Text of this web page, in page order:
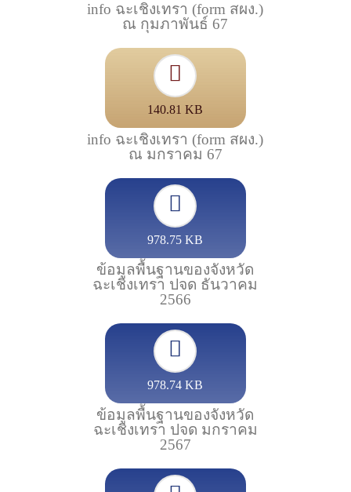
info ฉะเชิงเทรา (form สผง.)
ณ กุมภาพันธ์ 67
140.81 KB
info ฉะเชิงเทรา (form สผง.)
ณ มกราคม 67
978.75 KB
ข้อมูลพื้นฐานของจังหวัด
ฉะเชิงเทรา ปจด ธันวาคม
2566
978.74 KB
ข้อมูลพื้นฐานของจังหวัด
ฉะเชิงเทรา ปจด มกราคม
2567